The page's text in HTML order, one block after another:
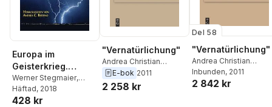
Europa im
Geisterkrieg.
Studien zu
Nietzsche
Werner Stegmaier,
Andrea Christian
Bertino
Häftad, 2018
428 kr
"Vernatürlichung"
Andrea Christian
Bertino
E-bok 2011
2 258 kr
Del 58
"Vernatürlichung"
Andrea Christian
Bertino
Inbunden, 2011
2 842 kr